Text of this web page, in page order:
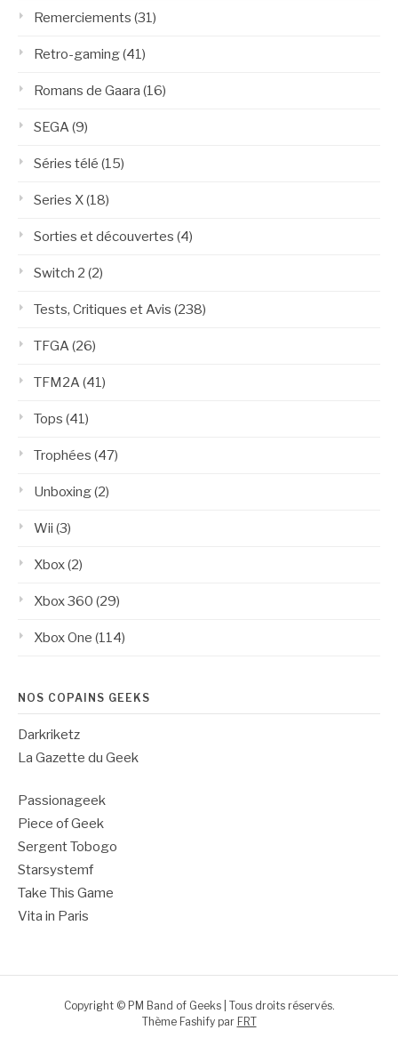
Remerciements (31)
Retro-gaming(41)
Romans de Gaara (16)
SEGA(9)
Séries télé (15)
Series X(18)
Sorties et découvertes (4)
Switch 2 (2)
Tests, Critiques et Avis (238)
TFGA(26)
TFM2A(41)
Tops (41)
Trophées (47)
Unboxing(2)
Wii (3)
Xbox(2)
Xbox 360 (29)
Xbox One (114)
NOS COPAINS GEEKS
Darkriketz
La Gazette du Geek
Passionageek
Piece of Geek
Sergent Tobogo
Starsystemf
Take This Game
Vita in Paris
Copyright © PM Band of Geeks | Tous droits réservés.
Thème Fashify par FRT